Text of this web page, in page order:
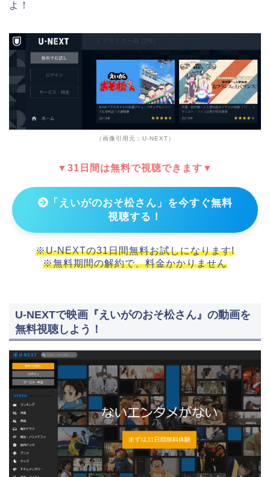
よ！
（画像引用元：U-NEXT）
▼31日間は無料で視聴できます▼
「えいがのおそ松さん」を今すぐ無料
視聴する！
※U-NEXTの31日間無料お試しになります!
※無料期間の解約で、料金かかりません
U-NEXTで映画『えいがのおそ松さん』の動画を
無料視聴しよう！